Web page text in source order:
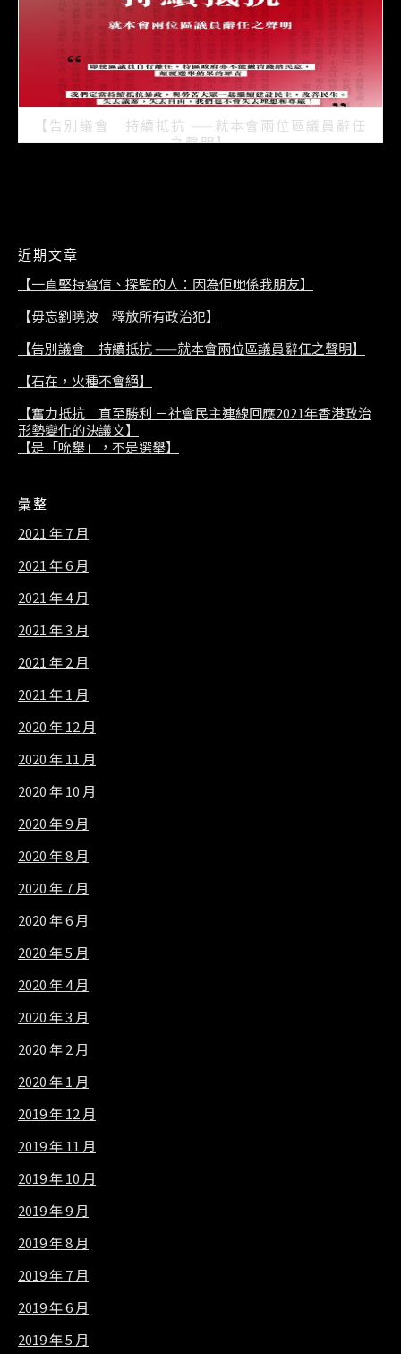
【告別議會 持續抵抗 ——就本會兩位區議員辭任
之聲明】
近期文章
【一直堅持寫信、探監的人：因為佢哋係我朋友】
【毋忘劉曉波 釋放所有政治犯】
【告別議會 持續抵抗 ——就本會兩位區議員辭任之聲明】
【石在，火種不會絕】
【奮力抵抗 直至勝利 －社會民主連線回應2021年香港政治
形勢變化的決議文】
【是「吮舉」，不是選舉】
彙整
2021 年 7 月
2021 年 6 月
2021 年 4 月
2021 年 3 月
2021 年 2 月
2021 年 1 月
2020 年 12 月
2020 年 11 月
2020 年 10 月
2020 年 9 月
2020 年 8 月
2020 年 7 月
2020 年 6 月
2020 年 5 月
2020 年 4 月
2020 年 3 月
2020 年 2 月
2020 年 1 月
2019 年 12 月
2019 年 11 月
2019 年 10 月
2019 年 9 月
2019 年 8 月
2019 年 7 月
2019 年 6 月
2019 年 5 月